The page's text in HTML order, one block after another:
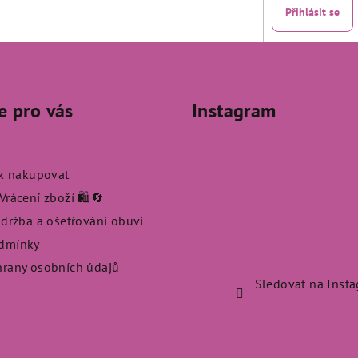
Přihlásit se
pro vás
nakupovat
zboží 🛍️🔄
a ošetřování obuvi
osobních údajů
Instagram
Sledovat na